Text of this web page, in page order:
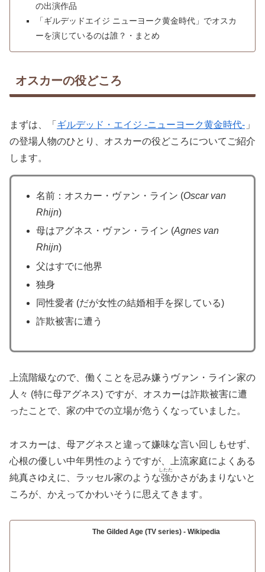
の出演作品
「ギルデッドエイジ ニューヨーク黄金時代」でオスカ
ーを演じているのは誰？・まとめ
オスカーの役どころ
まずは、「 ギルデッド・エイジ -ニューヨーク黄金時代- 」
の登場人物のひとり、オスカーの役どころについてご紹介
します。
名前：オスカー・ヴァン・ライン (Oscar van
Rhijn)
母はアグネス・ヴァン・ライン (Agnes van
Rhijn)
父はすでに他界
独身
同性愛者 (だが女性の結婚相手を探している)
詐欺被害に遭う
上流階級なので、働くことを忌み嫌うヴァン・ライン家の
人々 (特に母アグネス) ですが、オスカーは詐欺被害に遭
ったことで、家の中での立場が危うくなっていました。
オスカーは、母アグネスと違って嫌味な言い回しもせず、
心根の優しい中年男性のようですが、上流家庭によくある
純真さゆえに、ラッセル家のような強
したた
かさがあまりないと
ころが、かえってかわいそうに思えてきます。
The Gilded Age (TV series) - Wikipedia